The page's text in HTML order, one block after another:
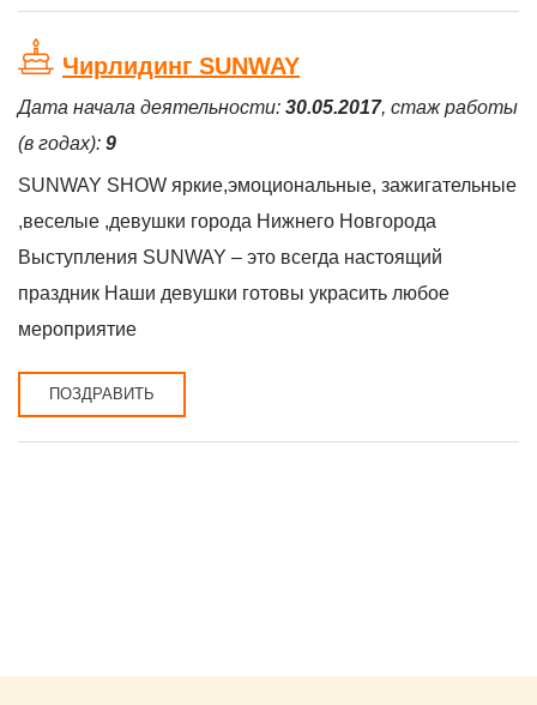
Чирлидинг SUNWAY
Дата начала деятельности: 30.05.2017, стаж работы
(в годах): 9
SUNWAY SHOW яркие,эмоциональные, зажигательные
,веселые ,девушки города Нижнего Новгорода
Выступления SUNWAY – это всегда настоящий
праздник Наши девушки готовы украсить любое
мероприятие
ПОЗДРАВИТЬ